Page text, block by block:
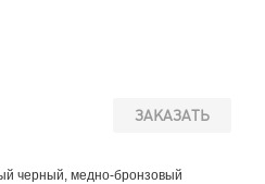
ЗАКАЗАТЬ
черный, медно-бронзовый